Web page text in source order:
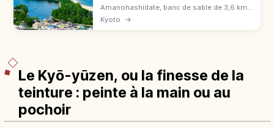
Amanohashidate, banc de sable de 3,6 km
bordé de 6 700 pins : une des Trois Vues du
Japon. Panoramas, vélo, spécialités, accès
Kyoto →
Le Kyō-yūzen, ou la finesse de la
teinture : peinte à la main ou au
pochoir